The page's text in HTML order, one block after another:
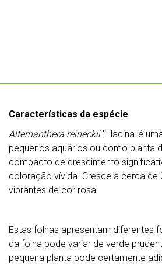
Características da espécie
Alternanthera reineckii 'Lilacina' é
pequenos aquários ou como planta
compacto de crescimento
coloração vívida. Cresce a cerca
vibrantes de cor rosa.
Estas folhas apresentam diferentes
da folha pode variar de verde
pequena planta pode certamente